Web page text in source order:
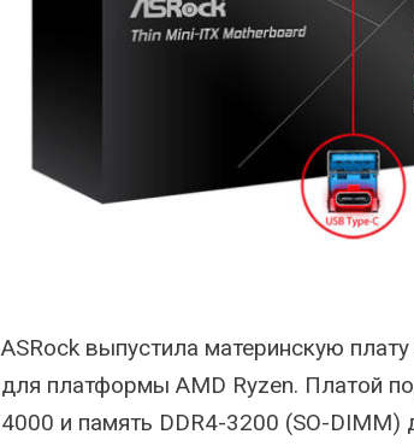
ASRock выпустила материнскую
для платформы AMD Ryzen. Платой
4000 и память DDR4-3200 (SO-DIMM)